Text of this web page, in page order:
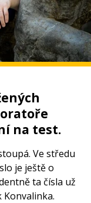
na test.
Ve středu
je ještě o
ta čísla už
Konvalinka.